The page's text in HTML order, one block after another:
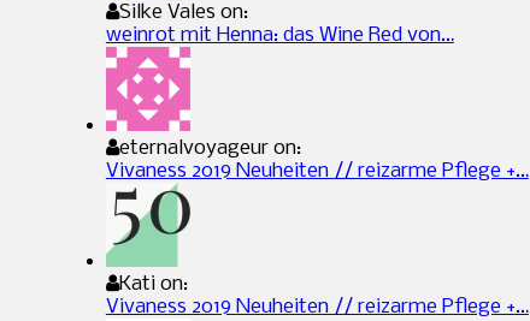
Silke Vales on:
weinrot mit Henna: das Wine Red von…
eternalvoyageur on:
Vivaness 2019 Neuheiten // reizarme Pflege +…
Kati on:
Vivaness 2019 Neuheiten // reizarme Pflege +…